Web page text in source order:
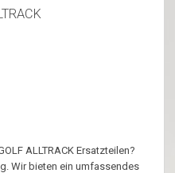
ALLTRACK Ersatzteilen?
Wir bieten ein umfassendes